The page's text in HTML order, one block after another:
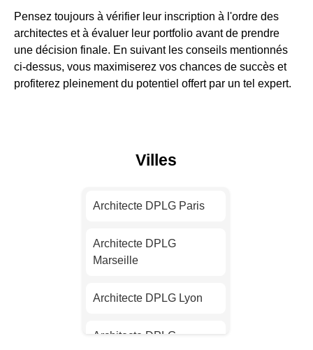
Pensez toujours à vérifier leur inscription à l'ordre des
architectes et à évaluer leur portfolio avant de prendre
une décision finale. En suivant les conseils mentionnés
ci-dessus, vous maximiserez vos chances de succès et
profiterez pleinement du potentiel offert par un tel expert.
Villes
Architecte DPLG Paris
Architecte DPLG
Marseille
Architecte DPLG Lyon
Architecte DPLG